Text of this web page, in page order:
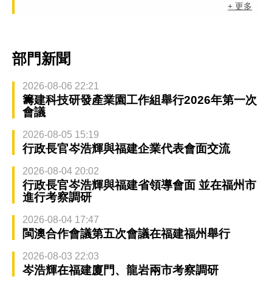
+ 更多
部門新聞
2026-08-06 22:21
籌建科技研發產業園工作組舉行2026年第一次
會議
2026-08-05 15:19
行政長官岑浩輝與福建企業代表會面交流
2026-08-04 20:02
行政長官岑浩輝與福建省領導會面 並在福州市
進行考察調研
2026-08-04 17:47
閩澳合作會議第五次會議在福建福州舉行
2026-08-03 22:03
岑浩輝在福建廈門、龍岩兩市考察調研